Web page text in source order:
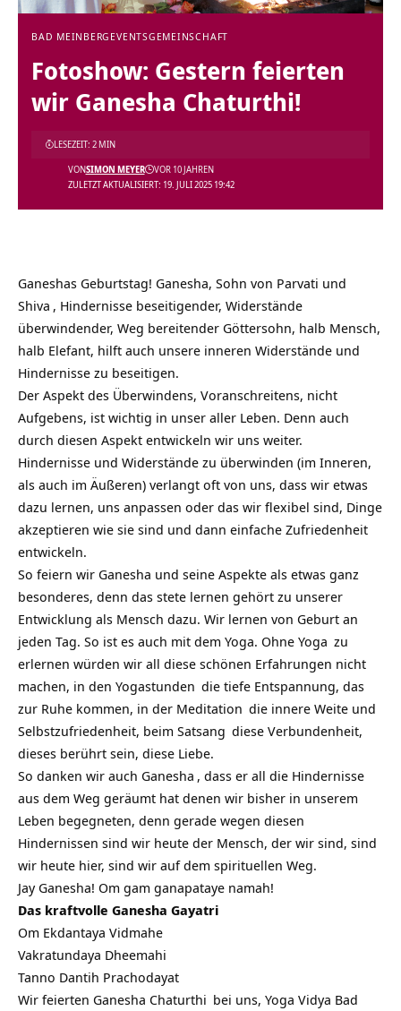
BAD MEINBERG EVENTSGEMEINSCHAFT
Fotoshow: Gestern feierten
wir Ganesha Chaturthi!
ZULETZT AKTUALISIERT: 19. JULI 2025 19:42
VONSIMON MEYER VOR 10 JAHREN
LESEZEIT: 2 MIN
Ganeshas Geburtstag! Ganesha, Sohn von Parvati und
Shiva , Hindernisse beseitigender, Widerstände
überwindender, Weg bereitender Göttersohn, halb Mensch,
halb Elefant, hilft auch unsere inneren Widerstände und
Hindernisse zu beseitigen.
Der Aspekt des Überwindens, Voranschreitens, nicht
Aufgebens, ist wichtig in unser aller Leben. Denn auch
durch diesen Aspekt entwickeln wir uns weiter.
Hindernisse und Widerstände zu überwinden (im Inneren,
als auch im Äußeren) verlangt oft von uns, dass wir etwas
dazu lernen, uns anpassen oder das wir flexibel sind, Dinge
akzeptieren wie sie sind und dann einfache Zufriedenheit
entwickeln.
So feiern wir Ganesha und seine Aspekte als etwas ganz
besonderes, denn das stete lernen gehört zu unserer
Entwicklung als Mensch dazu. Wir lernen von Geburt an
jeden Tag. So ist es auch mit dem Yoga. Ohne Yoga zu
erlernen würden wir all diese schönen Erfahrungen nicht
machen, in den Yogastunden die tiefe Entspannung, das
zur Ruhe kommen, in der Meditation die innere Weite und
Selbstzufriedenheit, beim Satsang diese Verbundenheit,
dieses berührt sein, diese Liebe.
So danken wir auch Ganesha , dass er all die Hindernisse
aus dem Weg geräumt hat denen wir bisher in unserem
Leben begegneten, denn gerade wegen diesen
Hindernissen sind wir heute der Mensch, der wir sind, sind
wir heute hier, sind wir auf dem spirituellen Weg.
Jay Ganesha! Om gam ganapataye namah!
Das kraftvolle Ganesha Gayatri
Om Ekdantaya Vidmahe
Vakratundaya Dheemahi
Tanno Dantih Prachodayat
Wir feierten Ganesha Chaturthi bei uns, Yoga Vidya Bad